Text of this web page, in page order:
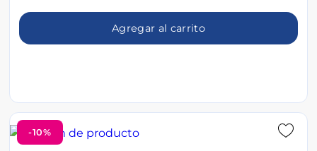
Agregar al carrito
-10%